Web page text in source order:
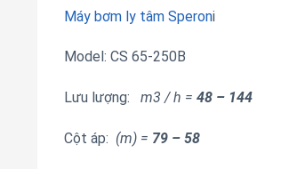
Máy bơm ly tâm Speroni
Model: CS 65-250B
Lưu lượng: m3 / h = 48 – 144
Cột áp: (m) = 79 – 58